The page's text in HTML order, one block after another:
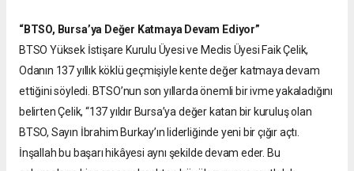
“BTSO, Bursa’ya Değer Katmaya Devam Ediyor”
BTSO Yüksek İstişare Kurulu Üyesi ve Meclis Üyesi Faik Çelik,
Odanın 137 yıllık köklü geçmişiyle kente değer katmaya devam
ettiğini söyledi. BTSO’nun son yıllarda önemli bir ivme yakaladığını
belirten Çelik, “137 yıldır Bursa’ya değer katan bir kuruluş olan
BTSO, Sayın İbrahim Burkay’ın liderliğinde yeni bir çığır açtı.
İnşallah bu başarı hikâyesi aynı şekilde devam eder. Bu